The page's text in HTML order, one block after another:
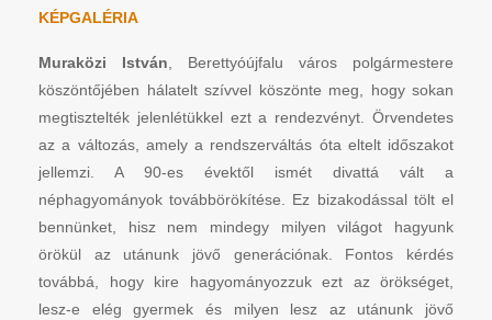
KÉPGALÉRIA
Muraközi István , Berettyóújfalu város polgármestere
köszöntőjében hálatelt szívvel köszönte meg, hogy sokan
megtisztelték jelenlétükkel ezt a rendezvényt. Örvendetes
az a változás, amely a rendszerváltás óta eltelt időszakot
jellemzi. A 90-es évektől ismét divattá vált a
néphagyományok továbbörökítése. Ez bizakodással tölt el
bennünket, hisz nem mindegy milyen világot hagyunk
örökül az utánunk jövő generációnak. Fontos kérdés
továbbá, hogy kire hagyományozzuk ezt az örökséget,
lesz-e elég gyermek és milyen lesz az utánunk jövő